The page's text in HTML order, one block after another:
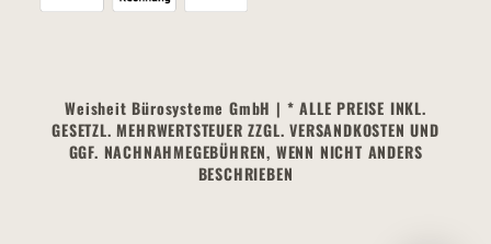
Weisheit Bürosysteme GmbH | * ALLE PREISE INKL.
GESETZL. MEHRWERTSTEUER ZZGL. VERSANDKOSTEN UND
GGF. NACHNAHMEGEBÜHREN, WENN NICHT ANDERS
BESCHRIEBEN